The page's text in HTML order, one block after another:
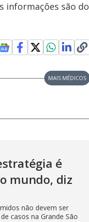
informações são do
MAIS MÉDICOS
é
mundo, diz
não devem ser
casos na Grande São